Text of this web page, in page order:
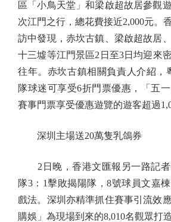
區「小鳥天堂」和梁啟超故居參觀
次江門之行，總花費接近2,000元。
訪中發現，赤坎古鎮、梁啟超故居
十三墟等江門景區2日至3日均迎來
往年。赤坎古鎮相關負責人介紹，
隊球迷可享受6折門票優惠，「五
賽事門票享受優惠遊覽的遊客超過
深圳主場送20萬隻乳鴿券
2日晚，香港文匯報另一路記者
隊3：1擊敗揭陽隊，8號球員文嘉
戲法。深圳亦精準抓住賽事引流效
購娛」為現場到來的8,010名觀眾打